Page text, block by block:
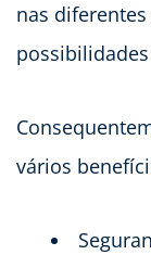
nas
vários